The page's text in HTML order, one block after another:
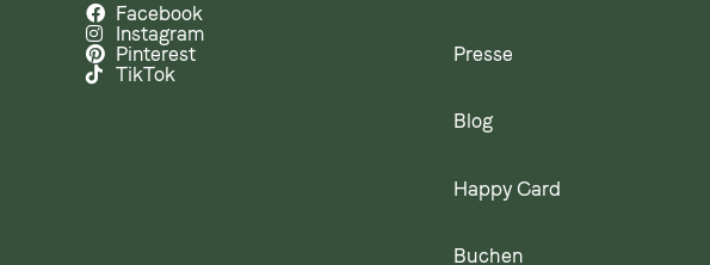
Facebook
Instagram
Pinterest
TikTok
Presse
Blog
Happy Card
Buchen